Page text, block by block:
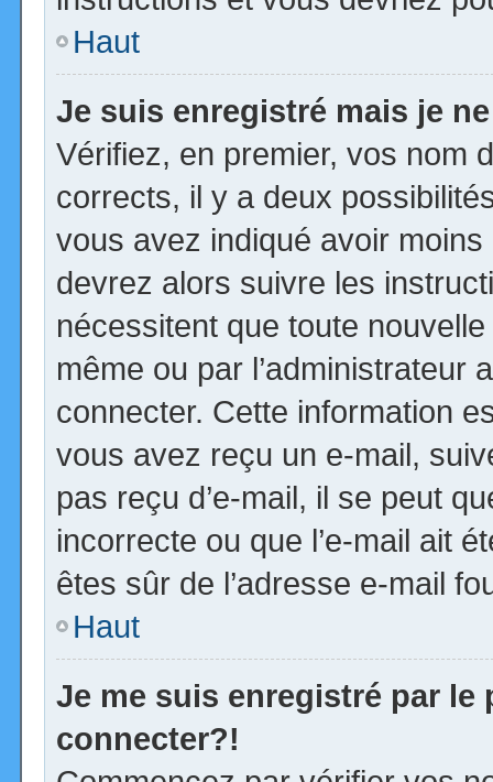
Haut
Je suis enregistré mais je
Vérifiez, en premier, vos nom
corrects, il y a deux
vous avez indiqué avoir
devrez alors suivre les
nécessitent que toute
même ou par l’administrateur
connecter. Cette information
vous avez reçu un e-mail,
pas reçu d’e-mail, il se peut
incorrecte ou que l’e-mail ait
êtes sûr de l’adresse e-mail
Haut
Je me suis enregistré par le
connecter?!